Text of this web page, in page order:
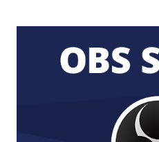
temos dois métodos: a)
plugin gratuito para
PayPal for WooCommerce "
PayPal novamente em nossa
instalar o referido plugin que